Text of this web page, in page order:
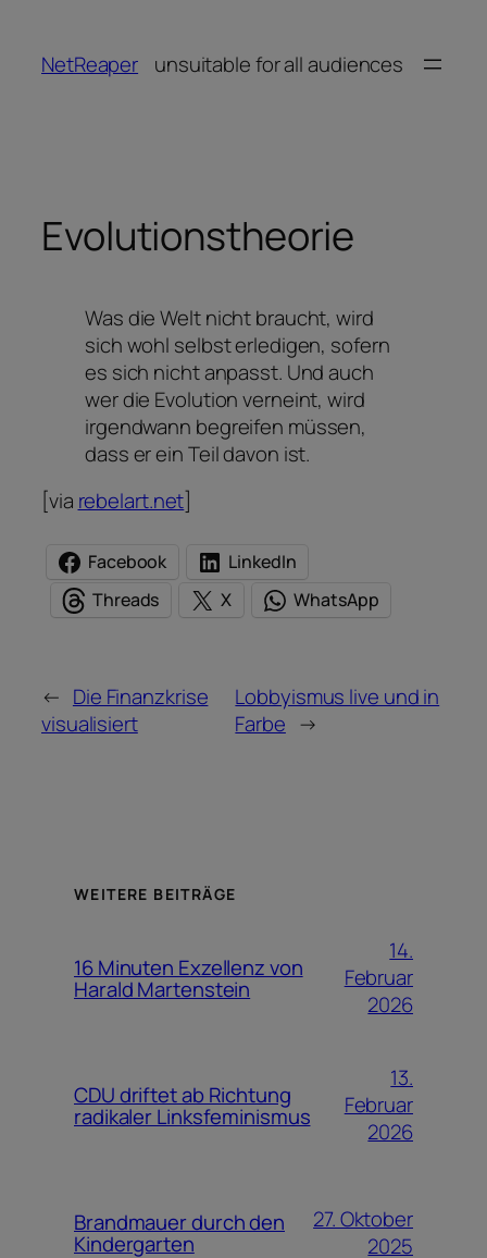
springen
NetReaper unsuitable for all audiences
Evolutionstheorie
Was die Welt nicht braucht, wird
sich wohl selbst erledigen, sofern
es sich nicht anpasst. Und auch
wer die Evolution verneint, wird
irgendwann begreifen müssen,
dass er ein Teil davon ist.
[via rebelart.net]
Facebook
LinkedIn
Threads
X WhatsApp
← Die Finanzkrise
visualisiert
Lobbyismus live und in
Farbe →
WEITERE BEITRÄGE
16 Minuten Exzellenz von
Harald Martenstein
14.
Februar
2026
CDU driftet ab Richtung
radikaler Linksfeminismus
13.
Februar
2026
Brandmauer durch den
Kindergarten
27. Oktober
2025